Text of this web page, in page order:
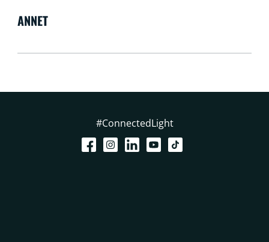
ANNET
#ConnectedLight